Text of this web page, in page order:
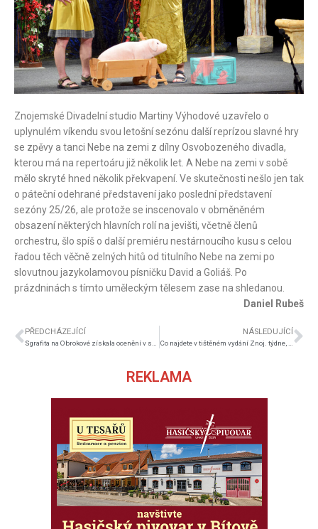
Znojemské Divadelní studio Martiny Výhodové uzavřelo o
uplynulém víkendu svou letošní sezónu další reprízou slavné hry
se zpěvy a tanci Nebe na zemi z dílny Osvobozeného divadla,
kterou má na repertoáru již několik let. A Nebe na zemi v sobě
mělo skryté hned několik překvapení. Ve skutečnosti nešlo jen tak
o páteční odehrané představení jako poslední představení
sezóny 25/26, ale protože se inscenovalo v obměněném
obsazení některých hlavních rolí na jevišti, včetně členů
orchestru, šlo spíš o další premiéru nestárnoucího kusu s celou
řadou těch věčně zelných hitů od titulního Nebe na zemi po
slovutnou jazykolamovou písničku David a Goliáš. Po
prázdninách s tímto uměleckým tělesem zase na shledanou.
Daniel Rubeš
PŘEDCHÁZEJÍCÍ NÁSLEDUJÍCÍ
REKLAMA